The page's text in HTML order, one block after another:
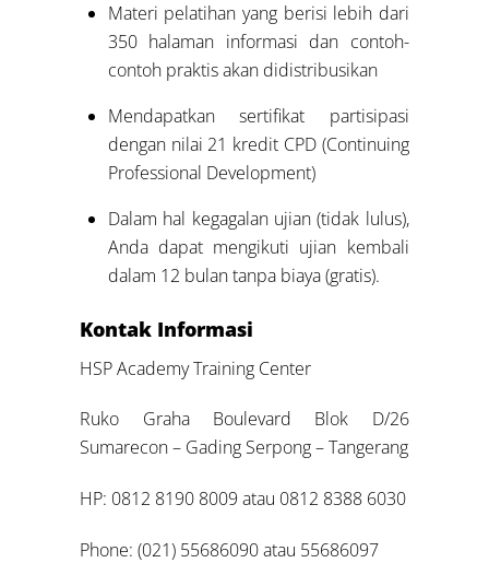
Materi pelatihan yang berisi lebih dari
350 halaman informasi dan contoh-
contoh praktis akan didistribusikan
Mendapatkan sertifikat partisipasi
dengan nilai 21 kredit CPD (Continuing
Professional Development)
Dalam hal kegagalan ujian (tidak lulus),
Anda dapat mengikuti ujian kembali
dalam 12 bulan tanpa biaya (gratis).
Kontak Informasi
HSP Academy Training Center
Ruko Graha Boulevard Blok D/26
Sumarecon – Gading Serpong – Tangerang
HP: 0812 8190 8009 atau 0812 8388 6030
Phone: (021) 55686090 atau 55686097